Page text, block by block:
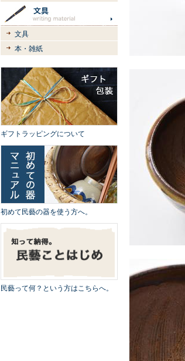
文具
本・雑紙
ギフトラッピングについて
初めて民藝の器を使う方へ。
民藝って何？という方はこちらへ。